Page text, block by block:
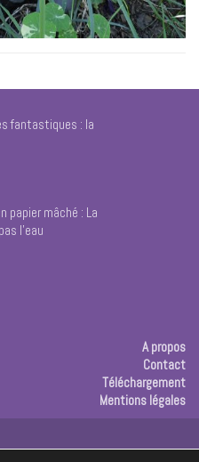
fantastiques : la
papier mâché : La
l’eau
A propos
Contact
Téléchargement
Mentions légales